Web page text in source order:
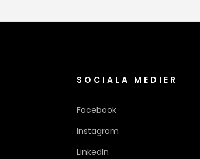
SOCIALA MEDIER
Facebook
Instagram
LinkedIn